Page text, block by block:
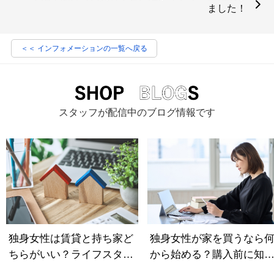
ました！
＜＜ インフォメーションの一覧へ戻る
スタッフが配信中のブログ情報です